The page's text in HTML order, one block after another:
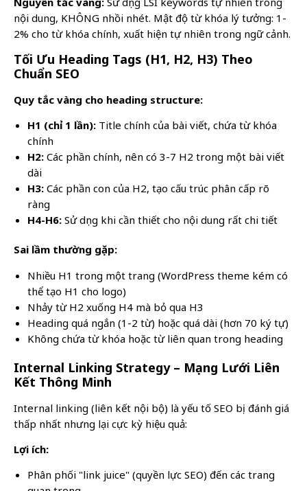
nội dung, KHÔNG nhồi nhét. Mật độ từ khóa lý tưởng: 1-
2% cho từ khóa chính, xuất hiện tự nhiên trong ngữ cảnh.
Tối Ưu Heading Tags (H1, H2, H3) Theo
Chuẩn SEO
Quy tắc vàng cho heading structure:
H1 (chỉ 1 lần): Title chính của bài viết, chứa từ khóa
chính
H2: Các phần chính, nên có 3-7 H2 trong một bài viết
dài
H3: Các phần con của H2, tạo cấu trúc phân cấp rõ
ràng
H4-H6: Sử dụng khi cần thiết cho nội dung rất chi tiết
Sai lầm thường gặp:
Nhiều H1 trong một trang (WordPress theme kém có
thể tạo H1 cho logo)
Nhảy từ H2 xuống H4 mà bỏ qua H3
Heading quá ngắn (1-2 từ) hoặc quá dài (hơn 70 ký tự)
Không chứa từ khóa hoặc từ liên quan trong heading
Internal Linking Strategy – Mạng Lưới Liên
Kết Thông Minh
Internal linking (liên kết nội bộ) là yếu tố SEO bị đánh giá
thấp nhất nhưng lại cực kỳ hiệu quả:
Lợi ích:
Phân phối "link juice" (quyền lực SEO) đến các trang